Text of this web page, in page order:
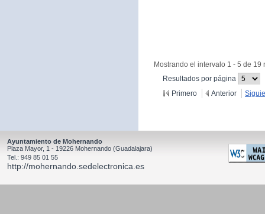
Mostrando el intervalo 1 - 5 de 19
Resultados por página
Primero
Anterior
Ayuntamiento de Mohernando
Plaza Mayor, 1 - 19226 Mohernando (Guadalajara)
Tel.: 949 85 01 55
http://mohernando.sedelectronica.es